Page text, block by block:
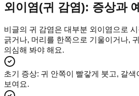
외이염(귀 감염): 증상과
비글의 귀 감염은 대부분 외이염으로
긁거나, 머리를 한쪽으로 기울이거나,
의심해 봐야 해요.
초기 증상: 귀 안쪽이 빨갛게 붓고, 갈색
보여요.